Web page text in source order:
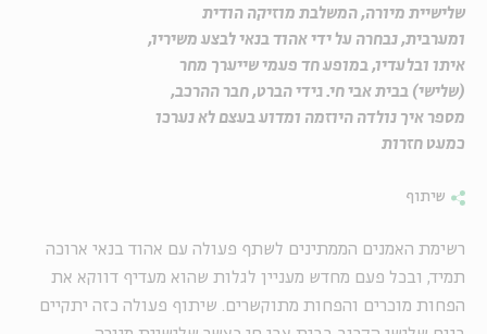
שלישיית מיורה, המשלבת מוזיקה הודית
ומערבית, נבחרה על ידי אהוד בנאי לבצע משיריו,
איתו ובלעדיו, במופע חד פעמי שייערך מחר
(שלישי) בבית אבי חי. גידי הברט, חבר ההרכב,
מספר איך נולדה היוזמה ומדוע בעצם לא נערכו
כמעט חזרות
שיתוף
רשימת האמנים הממתינים לשתף פעולה עם אהוד בנאי ארוכה
תמיד, ובכל פעם מחדש מעניין לגלות שהוא מעדיף דווקא את
הפחות מוכרים והפחות מתוקשרים. שיתוף פעולה כזה יתקיים